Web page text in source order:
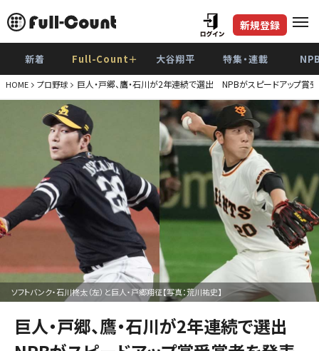
新規登録
新着 Full-Count＋ 大谷翔平 特集・連載
HOME プロ野球 巨人・戸郷、鷹・石川が2年連続で選出 NPBがスピードアップ賞
ソフトバンク・石川柊太（左）と巨人・戸郷翔征【写真：荒川祐史】
巨人・戸郷、鷹・石川が2年連続で選出